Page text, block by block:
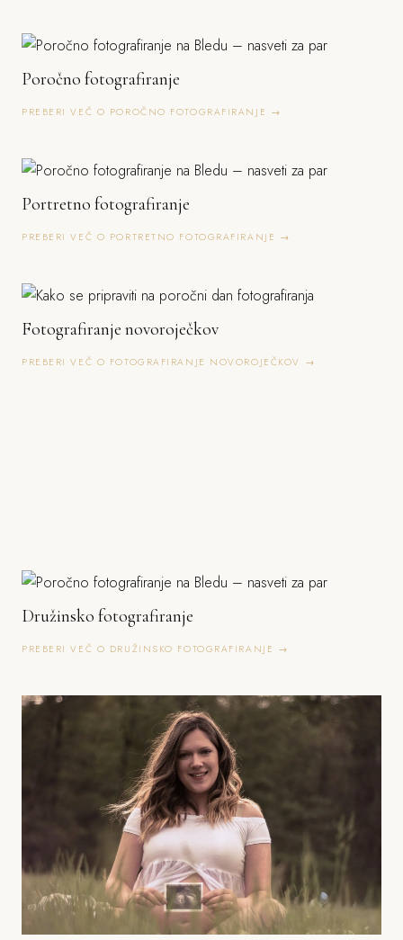
Poročno fotografiranje
PREBERI VEČ O POROČNO FOTOGRAFIRANJE →
Portretno fotografiranje
PREBERI VEČ O PORTRETNO FOTOGRAFIRANJE →
Fotografiranje novoroječkov
PREBERI VEČ O FOTOGRAFIRANJE NOVOROJEČKOV →
Družinsko fotografiranje
PREBERI VEČ O DRUŽINSKO FOTOGRAFIRANJE →